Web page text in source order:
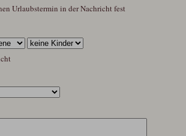
Urlaubstermin in der Nachricht fest